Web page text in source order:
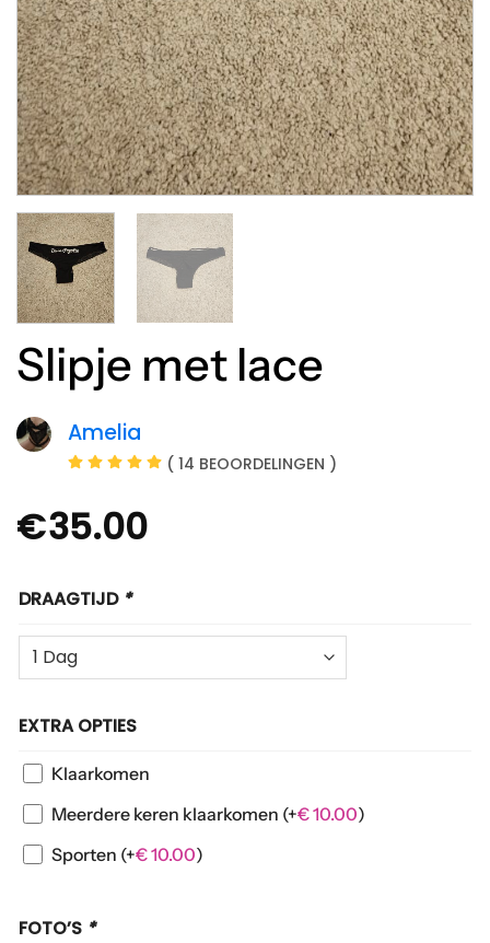
Slipje met lace
Amelia
( 14 BEOORDELINGEN )
€35.00
DRAAGTIJD *
EXTRA OPTIES
Klaarkomen
Meerdere keren klaarkomen (+€10.00)
Sporten (+€10.00)
FOTO’S *